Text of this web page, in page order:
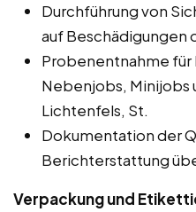
Durchführung von
auf Beschädigungen
Probenentnahme
Nebenjobs, Minijobs
Lichtenfels, St.
Dokumentation der
Berichterstattung
Verpackung und